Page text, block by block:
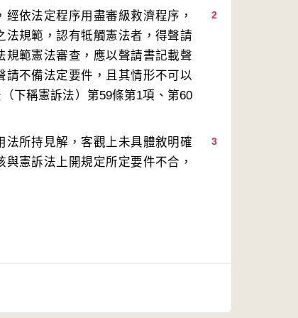
2
依法定程序用盡審級救濟程序，
規範，認有牴觸憲法者，得聲請
範憲法審查，應以聲請書記載聲
不備法定要件，且其情形不可以
下稱憲訴法）第59條第1項、第60
3
所持見解，客觀上未具體敘明確
憲訴法上開規定所定要件不合，